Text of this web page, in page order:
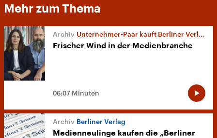
Mehr zum Thema
Unternehmer-Paar kauft Berliner Verlag
Frischer Wind in der Medienbranche
06:07 Minuten
Berliner Verlag
Medienneulinge kaufen die „Berliner